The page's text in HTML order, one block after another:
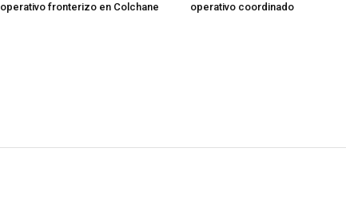
operativo fronterizo en Colchane
operativo coordinado